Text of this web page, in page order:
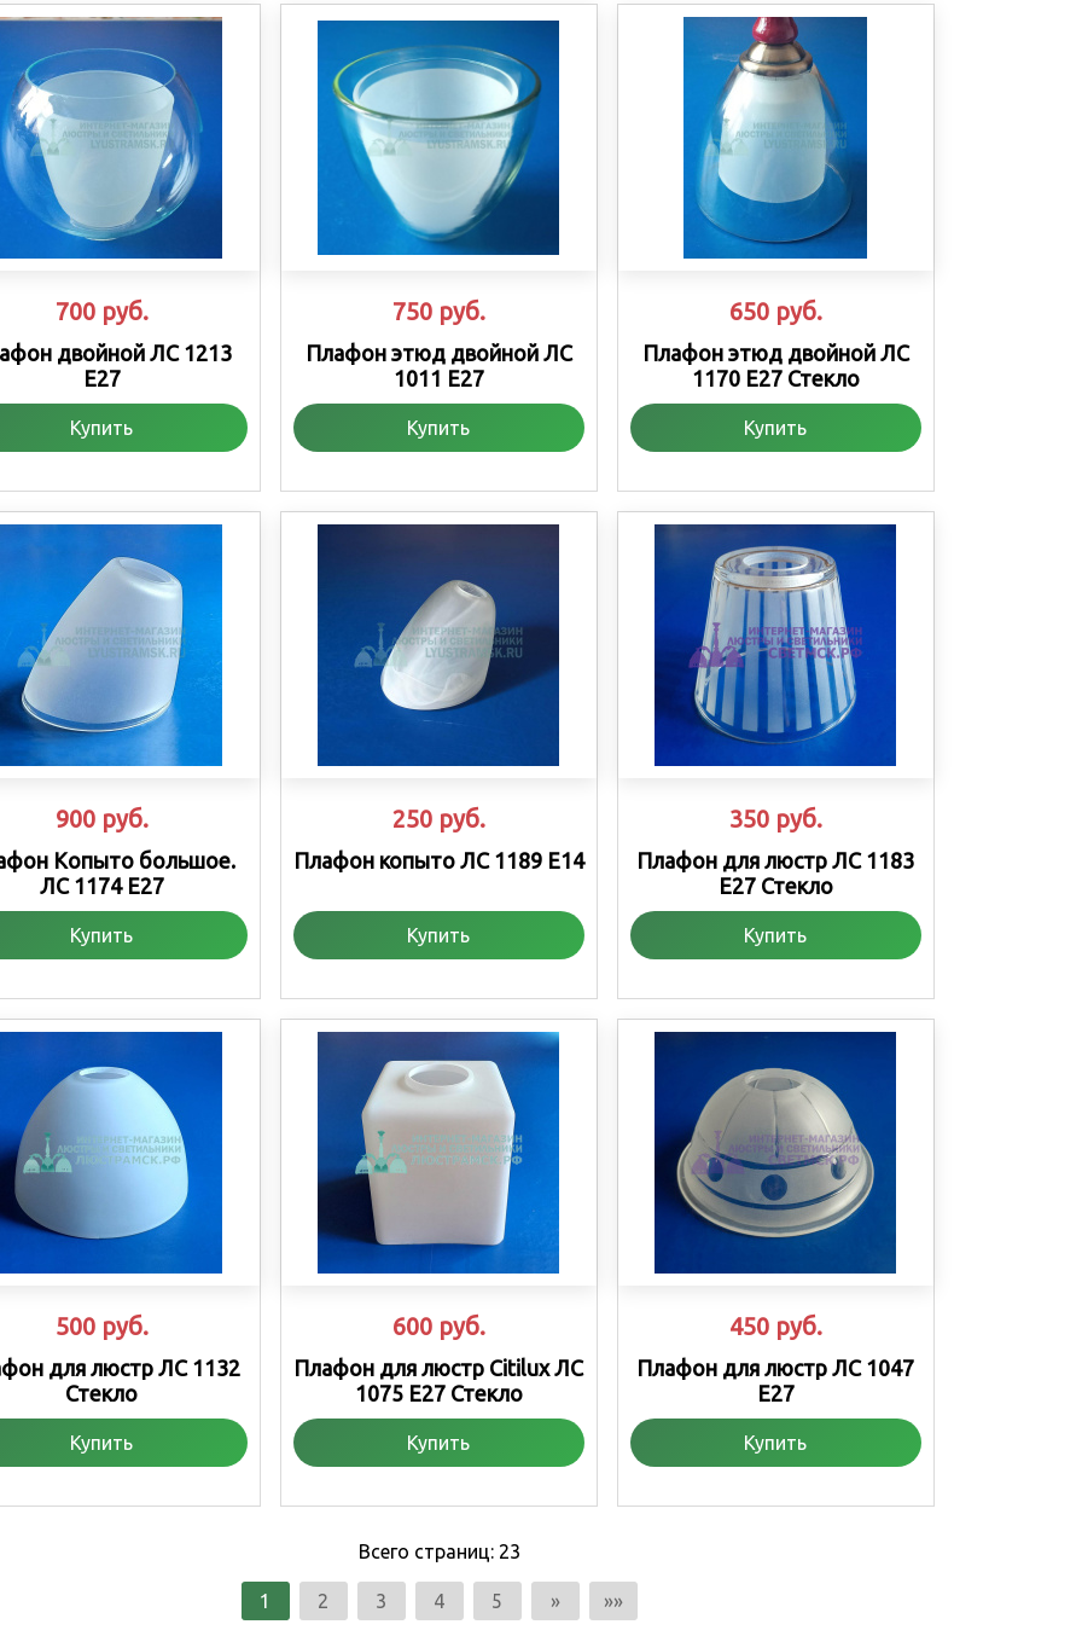
700 руб.
двойной ЛС 1213
Е27
Купить
750 руб.
Плафон этюд двойной ЛС
1011 Е27
Купить
650 руб.
Плафон этюд двойной ЛС
1170 Е27 Стекло
Купить
900 руб.
Копыто большое.
ЛС 1174 Е27
Купить
250 руб.
Плафон копыто ЛС 1189 Е14
Купить
350 руб.
Плафон для люстр ЛС 1183
Е27 Стекло
Купить
500 руб.
для люстр ЛС 1132
Стекло
Купить
600 руб.
Плафон для люстр Citilux ЛС
1075 Е27 Стекло
Купить
450 руб.
Плафон для люстр ЛС 1047
Е27
Купить
Всего страниц: 23
1 2 3 4 5 » »»